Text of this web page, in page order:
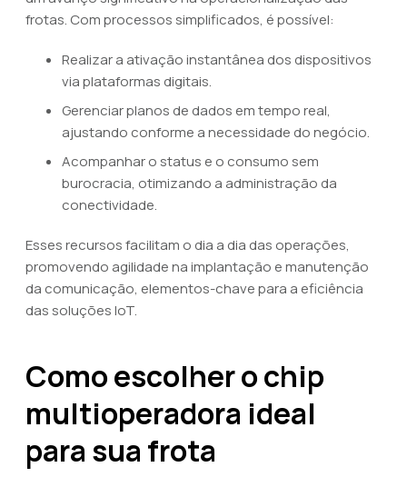
frotas. Com processos simplificados, é possível:
Realizar a ativação instantânea dos dispositivos
via plataformas digitais.
Gerenciar planos de dados em tempo real,
ajustando conforme a necessidade do negócio.
Acompanhar o status e o consumo sem
burocracia, otimizando a administração da
conectividade.
Esses recursos facilitam o dia a dia das operações,
promovendo agilidade na implantação e manutenção
da comunicação, elementos-chave para a eficiência
das soluções IoT.
Como escolher o chip
multioperadora ideal
para sua frota